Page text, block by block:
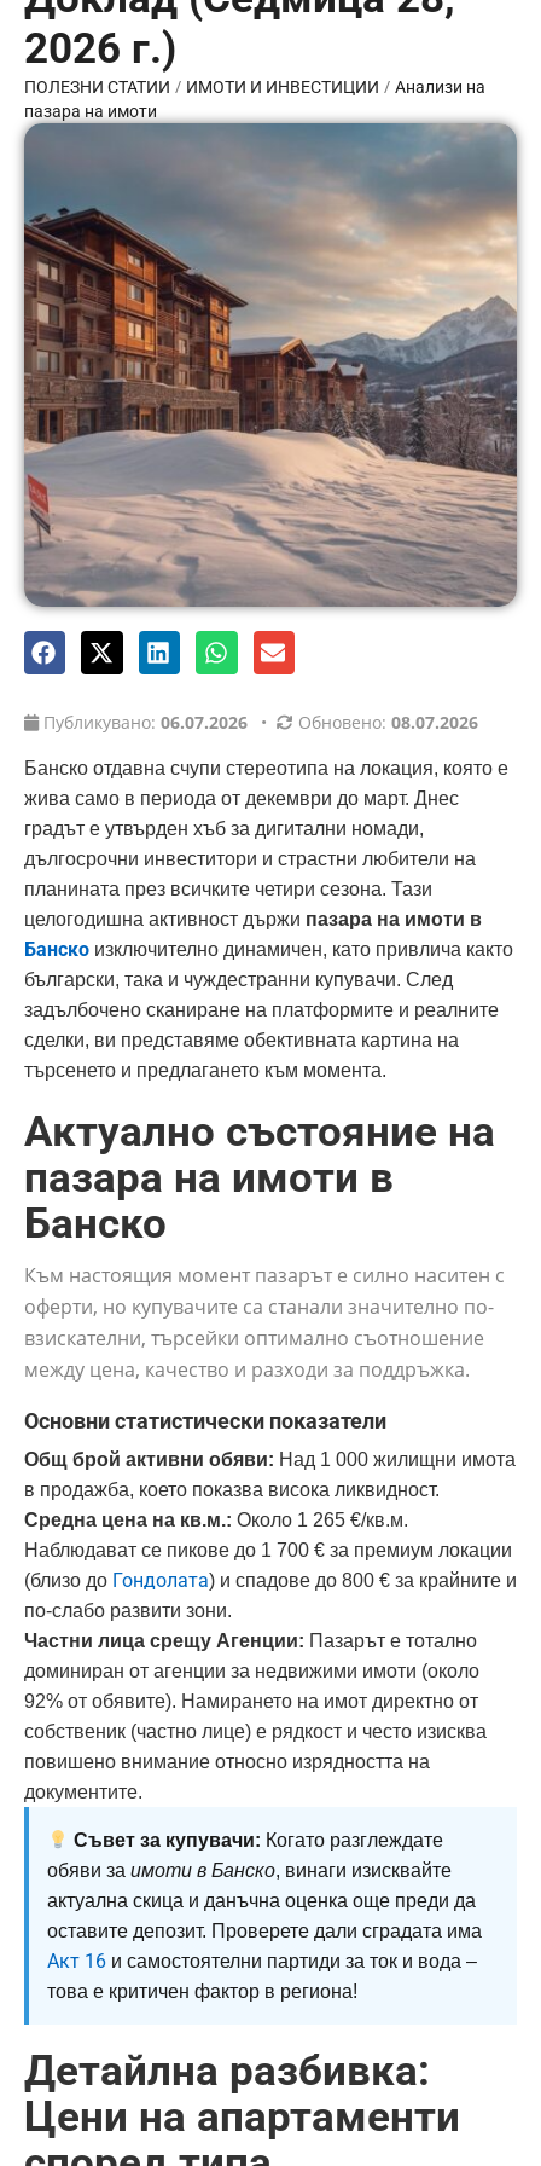
2026 г.)
ПОЛЕЗНИ СТАТИИ / ИМОТИ И ИНВЕСТИЦИИ / Анализи на
пазара на имоти
Публикувано: 06.07.2026 • Обновено: 08.07.2026
Банско отдавна счупи стереотипа на локация, която е
жива само в периода от декември до март. Днес
градът е утвърден хъб за дигитални номади,
дългосрочни инвеститори и страстни любители на
планината през всичките четири сезона. Тази
целогодишна активност държи пазара на имоти в
Банско изключително динамичен, като привлича както
български, така и чуждестранни купувачи. След
задълбочено сканиране на платформите и реалните
сделки, ви представяме обективната картина на
търсенето и предлагането към момента.
Актуално състояние на
пазара на имоти в
Банско
Към настоящия момент пазарът е силно наситен с
оферти, но купувачите са станали значително по-
взискателни, търсейки оптимално съотношение
между цена, качество и разходи за поддръжка.
Основни статистически показатели
Общ брой активни обяви: Над 1 000 жилищни имота
в продажба, което показва висока ликвидност.
Средна цена на кв.м.: Около 1 265 €/кв.м.
Наблюдават се пикове до 1 700 € за премиум локации
(близо до Гондолата) и спадове до 800 € за крайните и
по-слабо развити зони.
Частни лица срещу Агенции: Пазарът е тотално
доминиран от агенции за недвижими имоти (около
92% от обявите). Намирането на имот директно от
собственик (частно лице) е рядкост и често изисква
повишено внимание относно изрядността на
документите.
Съвет за купувачи: Когато разглеждате
обяви за имоти в Банско, винаги изисквайте
актуална скица и данъчна оценка още преди да
оставите депозит. Проверете дали сградата има
Акт 16 и самостоятелни партиди за ток и вода –
това е критичен фактор в региона!
Детайлна разбивка:
Цени на апартаменти